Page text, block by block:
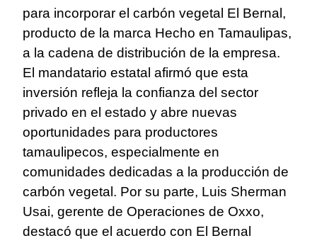
para incorporar el carbón vegetal El Bernal,
producto de la marca Hecho en Tamaulipas,
a la cadena de distribución de la empresa.
El mandatario estatal afirmó que esta
inversión refleja la confianza del sector
privado en el estado y abre nuevas
oportunidades para productores
tamaulipecos, especialmente en
comunidades dedicadas a la producción de
carbón vegetal. Por su parte, Luis Sherman
Usai, gerente de Operaciones de Oxxo,
destacó que el acuerdo con El Bernal